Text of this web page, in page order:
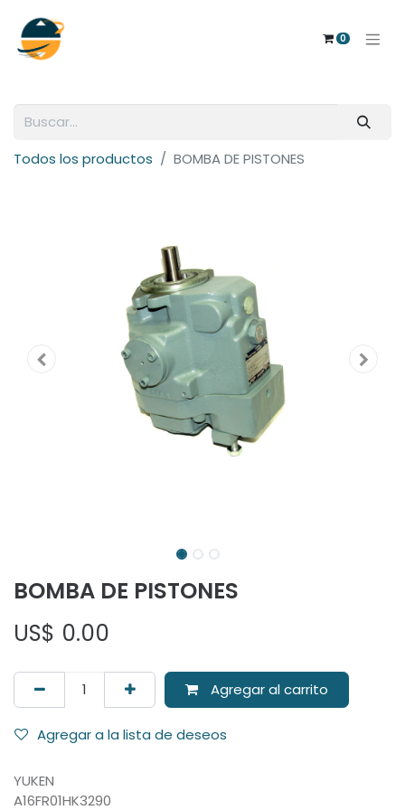
0
Todos los productos BOMBA DE PISTONES
BOMBA DE PISTONES
US$ 0.00
Agregar al carrito
Agregar a la lista de deseos
YUKEN
A16FR01HK3290